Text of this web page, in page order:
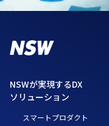
NSWが実現するDX
ソリューション
スマートプロダクト